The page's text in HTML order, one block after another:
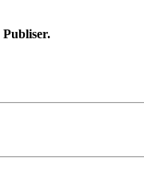
Publiser.